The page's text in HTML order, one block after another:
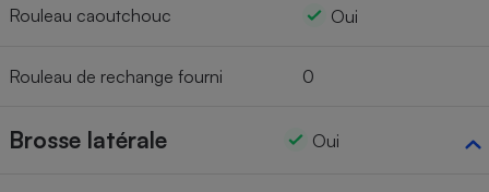
Rouleau caoutchouc Oui
Rouleau de rechange fourni 0
Brosse latérale Oui